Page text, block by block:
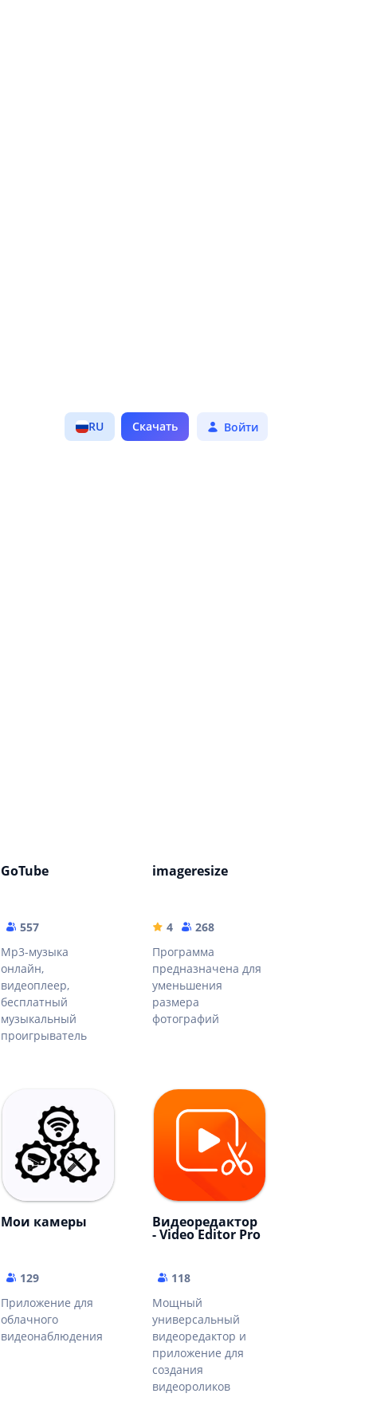
RU Скачать Войти
GoTube
557
Mp3-музыка
онлайн,
видеоплеер,
бесплатный
музыкальный
проигрыватель
imageresize
4
268
Программа
предназначена для
уменьшения
размера
фотографий
Мои камеры
129
Приложение для
облачного
видеонаблюдения
Видеоредактор
- Video Editor Pro
118
Мощный
универсальный
видеоредактор и
приложение для
создания
видеороликов